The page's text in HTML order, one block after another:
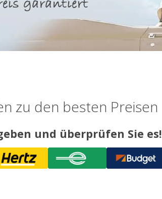
العربية
zu den besten Preisen
und überprüfen Sie es!